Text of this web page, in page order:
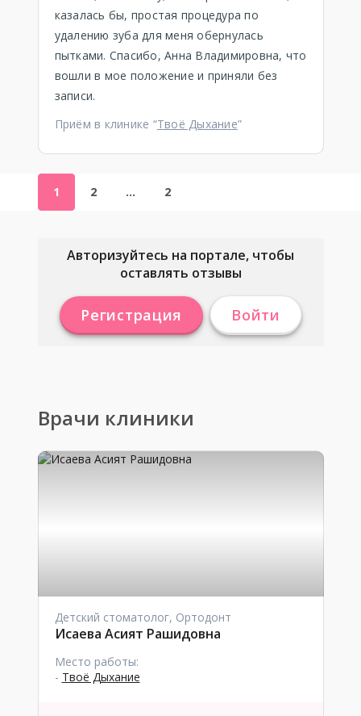
казалась бы, простая процедура по
удалению зуба для меня обернулась
пытками. Спасибо, Анна Владимировна, что
вошли в мое положение и приняли без
записи.
Приём в клинике “Твоё Дыхание”
1 2 … 2
Авторизуйтесь на портале, чтобы
оставлять отзывы
Регистрация Войти
Врачи клиники
Детский стоматолог, Ортодонт
Исаева Асият Рашидовна
Место работы:
- Твоё Дыхание